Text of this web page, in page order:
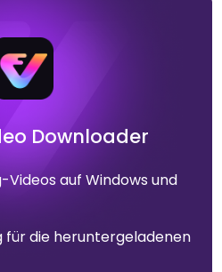
Downloader
Videos auf Windows und
für die heruntergeladenen